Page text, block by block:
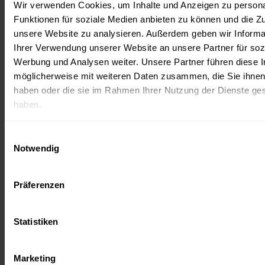
Wir verwenden Cookies, um Inhalte und Anzeigen zu
Funktionen für soziale Medien anbieten zu können und die
unsere Website zu analysieren. Außerdem geben wir
Ihrer Verwendung unserer Website an unsere Partner für
Werbung und Analysen weiter. Unsere Partner führen diese
möglicherweise mit weiteren Daten zusammen, die Sie
haben oder die sie im Rahmen Ihrer Nutzung der Dienste
haben.
Notwendig
Präferenzen
Statistiken
Marketing
fuer-wirtschaft-und-technologie-gmbh, cluster-ikt-medien-und-
max=“100″][logo_list slugs=“alex-berlin“ title=“Medienpartner“
Werde jetzt Mitglied im medianet.